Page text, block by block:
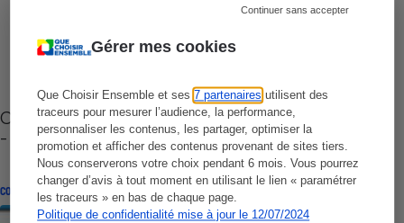
Gérer mes cookies
Que Choisir Ensemble et ses7 partenaires utilisent des
traceurs pour mesurer l’audience, la performance,
personnaliser les contenus, les partager, optimiser la
promotion et afficher des contenus provenant de sites tiers.
Nous conserverons votre choix pendant 6 mois. Vous pourrez
changer d’avis à tout moment en utilisant le lien « paramétrer
les traceurs » en bas de chaque page.
Politique de confidentialité mise à jour le 12/07/2024
Continuer sans accepter
Cafetière à capsules zéro déchet CoffeeB (vidéo)
- Premières impressions
CONSEILS